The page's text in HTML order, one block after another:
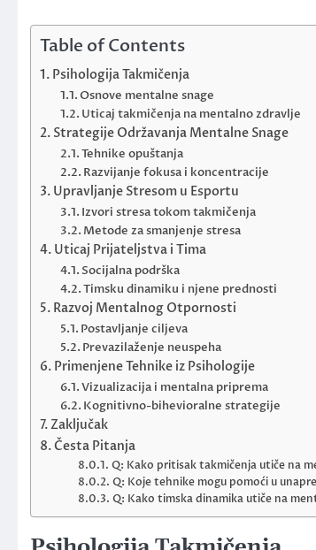
Table of Contents
Psihologija Takmičenja
Osnove mentalne snage
Uticaj takmičenja na mentalno zdravlje
Strategije Održavanja Mentalne Snage
Tehnike opuštanja
Razvijanje fokusa i koncentracije
Upravljanje Stresom u Esportu
Izvori stresa tokom takmičenja
Metode za smanjenje stresa
Uticaj Prijateljstva i Tima
Socijalna podrška
Timsku dinamiku i njene prednosti
Razvoj Mentalnog Otpornosti
Postavljanje ciljeva
Prevazilaženje neuspeha
Primenjene Tehnike iz Psihologije
Vizualizacija i mentalna priprema
Kognitivno-bihevioralne strategije
Zaključak
Česta Pitanja
Q: Kako pritisak takmičenja utiče na
Q: Koje tehnike mogu pomoći u
Q: Kako timska dinamika utiče na